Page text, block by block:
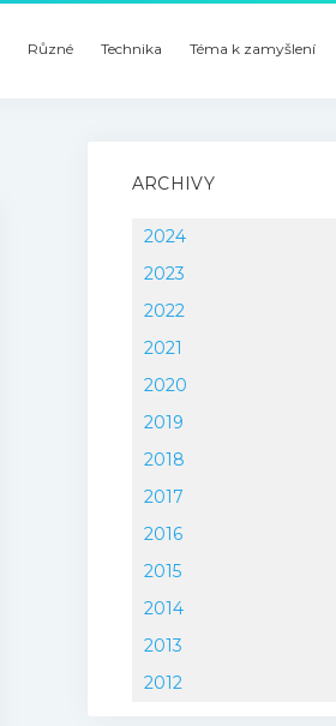
Různé Technika Téma k zamyšlení
ARCHIVY
2024
2023
2022
2021
2020
2019
2018
2017
2016
2015
2014
2013
2012